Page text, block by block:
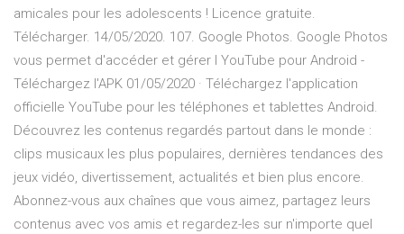
amicales pour les adolescents ! Licence gratuite.
Télécharger. 14/05/2020. 107. Google Photos. Google Photos
vous permet d'accéder et gérer l YouTube pour Android -
Téléchargez l'APK 01/05/2020 · Téléchargez l'application
officielle YouTube pour les téléphones et tablettes Android.
Découvrez les contenus regardés partout dans le monde :
clips musicaux les plus populaires, dernières tendances des
jeux vidéo, divertissement, actualités et bien plus encore.
Abonnez-vous aux chaînes que vous aimez, partagez leurs
contenus avec vos amis et regardez-les sur n'importe quel